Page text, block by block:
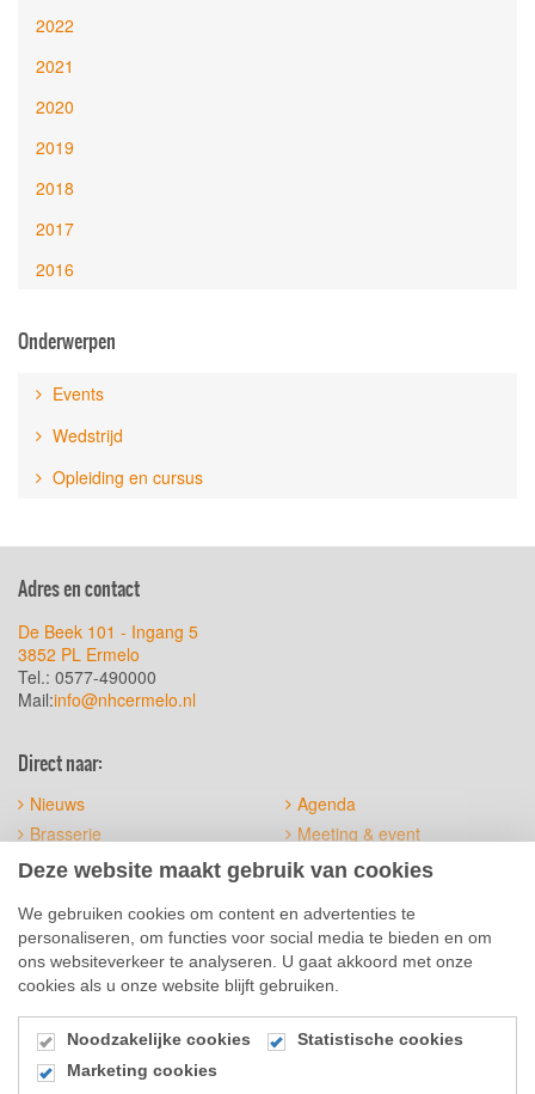
2022
2021
2020
2019
2018
2017
2016
Onderwerpen
Events
Wedstrijd
Opleiding en cursus
Adres en contact
De Beek 101 - Ingang 5
3852 PL Ermelo
Tel.: 0577-490000
Mail:info@nhcermelo.nl
Direct naar:
Nieuws
Agenda
Brasserie
Meeting & event
Het terrein
Official suppliers
Social Media
© 2026
Deze website maakt gebruik van cookies
We gebruiken cookies om content en advertenties te
personaliseren, om functies voor social media te bieden en om
ons websiteverkeer te analyseren. U gaat akkoord met onze
cookies als u onze website blijft gebruiken.
Noodzakelijke cookies
Statistische cookies
Marketing cookies